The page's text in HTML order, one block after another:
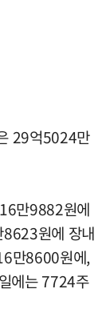
29억5024만
만9882원에
원에 장내
만8600원에,
에는 7724주